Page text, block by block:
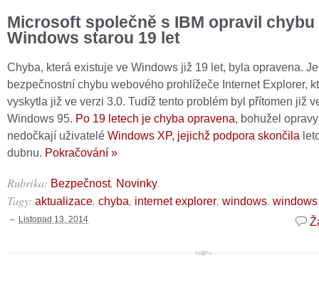
Microsoft společně s IBM opravil chybu
Windows starou 19 let
Chyba, která existuje ve Windows již 19 let, byla opravena.
bezpečnostní chybu webového prohlížeče Internet Explorer,
vyskytla již ve verzi 3.0. Tudíž tento problém byl přítomen již
Windows 95. Po 19 letech je chyba opravena, bohužel
nedočkají uživatelé Windows XP, jejichž podpora skončila
dubnu. Pokračování »
Rubrika: Bezpečnost, Novinky.
Tagy: aktualizace, chyba, internet explorer, windows,
Listopad 13, 2014